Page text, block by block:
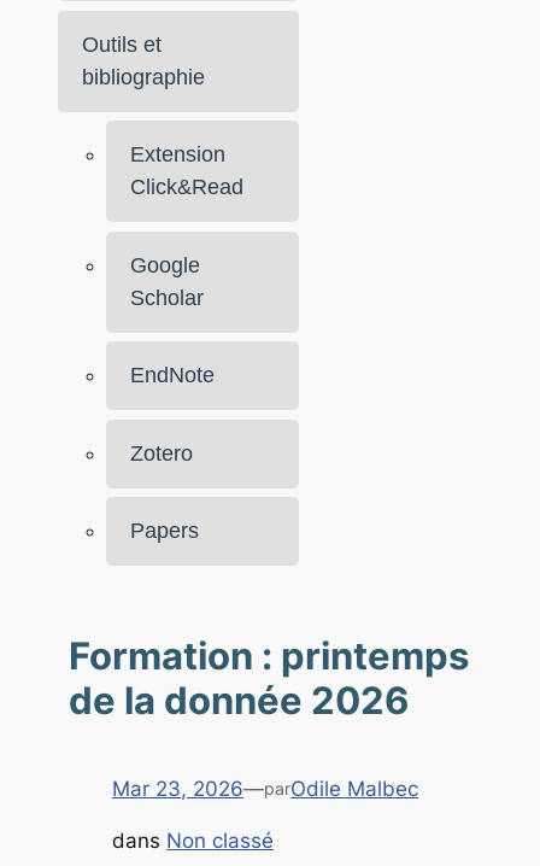
Outils et
bibliographie
Extension
Click&Read
Google
Scholar
EndNote
Zotero
Papers
Formation : printemps
de la donnée 2026
Mar 23, 2026—parOdile Malbec
dans Non classé